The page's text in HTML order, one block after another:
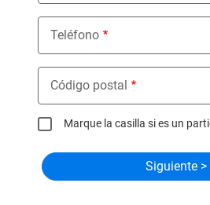
Teléfono
Código postal
Marque la casilla si es un